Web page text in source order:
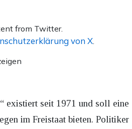
from Twitter.
von X
existiert seit 1971 und soll eine
im Freistaat bieten. Politiker